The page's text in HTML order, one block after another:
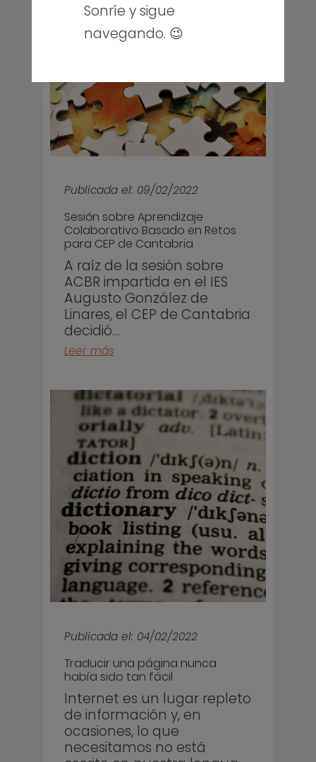
Publicada el: 09/02/2022
Sesión sobre Aprendizaje
Colaborativo Basado en Retos
para CEP de Cantabria
A raíz de la sesión sobre
ACBR impartida en el IES
Augusto González de
Linares, el CEP de Cantabria
decidió…
Leer más
Publicada el: 04/02/2022
Traducir una página nunca
había sido tan fácil
Internet es un lugar repleto
de información y, en
ocasiones, lo que
necesitamos no está
Sonríe y sigue
navegando. 😉